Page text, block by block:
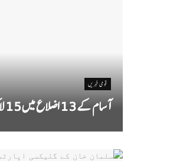
قومی خبریں
آسام کے 13 اضلاع میں 15 لاکھ سے زائد افراد سیلاب سے متاثر